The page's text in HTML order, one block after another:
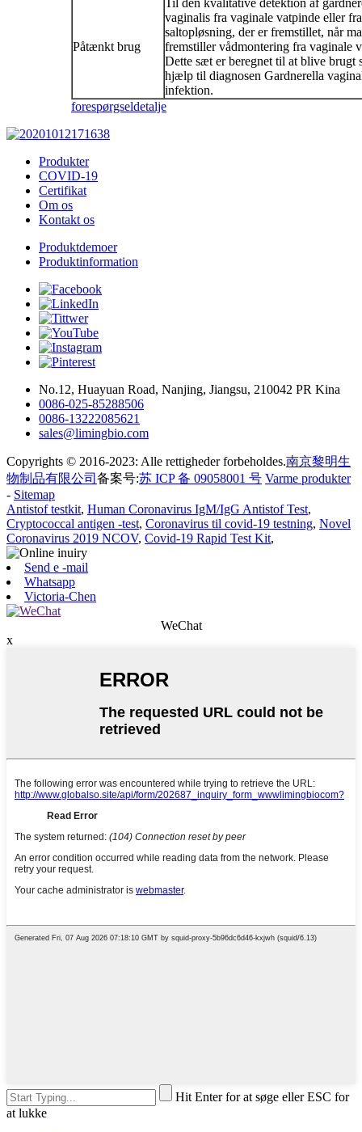
Påtænkt brug
vaginalis fra vaginale vatpinde eller
saltopløsning, der er fremstillet, når
fremstiller vådmontering fra vaginale
Dette sæt er beregnet til at blive brugt
hjælp til diagnosen Gardnerella
infektion.
forespørgseldetalje
Produkter
COVID-19
Certifikat
Om os
Kontakt os
Produktdemoer
Produktinformation
No.12, Huayuan Road, Nanjing, Jiangsu, 210042 PR Kina
0086-025-85288506
0086-13222085621
sales@limingbio.com
Copyrights © 2016-2023: Alle rettigheder forbeholdes.南京黎明生
物制品有限公司 备案号:苏 ICP 备 09058001 号 Varme produkter
- Sitemap
Antistof testkit, Human Coronavirus IgM/IgG Antistof Test,
Cryptococcal antigen -test, Coronavirus til covid-19 testning, Novel
Coronavirus 2019 NCOV, Covid-19 Rapid Test Kit,
Send e -mail
Whatsapp
Victoria-Chen
WeChat
x
Hit Enter for at søge eller ESC for
at lukke